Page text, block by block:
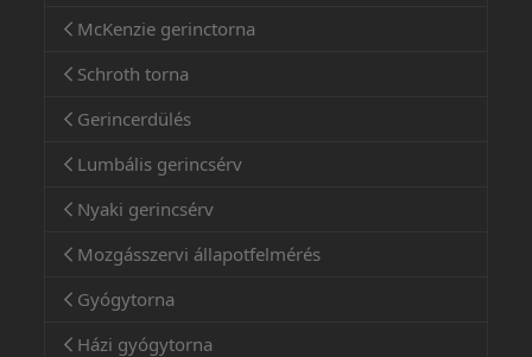
McKenzie gerinctorna
Schroth torna
Gerincerdülés
Lumbális gerincsérv
Nyaki gerincsérv
Mozgásszervi állapotfelmérés
Gyógytorna
Házi gyógytorna